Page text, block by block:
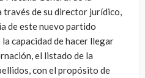
través de su director jurídico,
de este nuevo partido
capacidad de hacer llegar
el listado de la
con el propósito de